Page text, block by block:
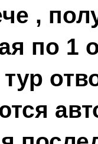
,
по 1